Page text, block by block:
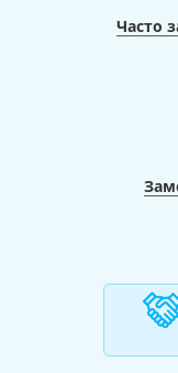
Часто